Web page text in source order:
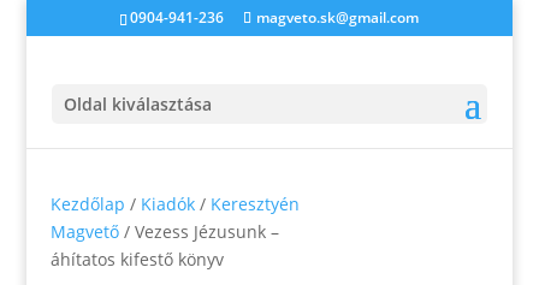
0904-941-236 magveto.sk@gmail.com
Oldal kiválasztása
Kezdőlap / Kiadók / Keresztyén
Magvető / Vezess Jézusunk –
áhítatos kifestő könyv